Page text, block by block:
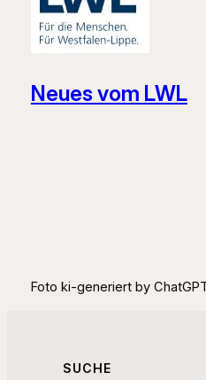
Neues vom LWL
Foto ki-generiert by
SUCHE